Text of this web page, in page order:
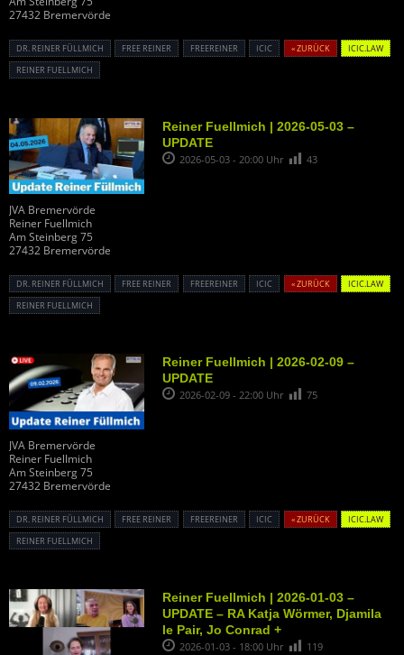
27432 Bremervörde
DR. REINER FÜLLMICH FREE REINER FREEREINER ICIC « ZURÜCK
ICIC.LAW
REINER FUELLMICH
Reiner Fuellmich | 2026-05-03 –
UPDATE
2026-05-03 - 20:00 Uhr 43
JVA Bremervörde
Reiner Fuellmich
Am Steinberg 75
27432 Bremervörde
DR. REINER FÜLLMICH FREE REINER FREEREINER ICIC « ZURÜCK
ICIC.LAW
REINER FUELLMICH
Reiner Fuellmich | 2026-02-09 –
UPDATE
2026-02-09 - 22:00 Uhr 75
JVA Bremervörde
Reiner Fuellmich
Am Steinberg 75
27432 Bremervörde
DR. REINER FÜLLMICH FREE REINER FREEREINER ICIC « ZURÜCK
ICIC.LAW
REINER FUELLMICH
Reiner Fuellmich | 2026-01-03 –
UPDATE – RA Katja Wörmer, Djamila
le Pair, Jo Conrad +
2026-01-03 - 18:00 Uhr 119